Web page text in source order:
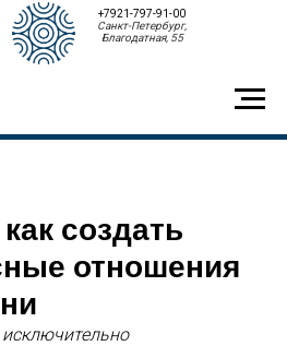
+7921-797-91-00
Санкт-Петербург,
Благодатная, 55
создать
отношения